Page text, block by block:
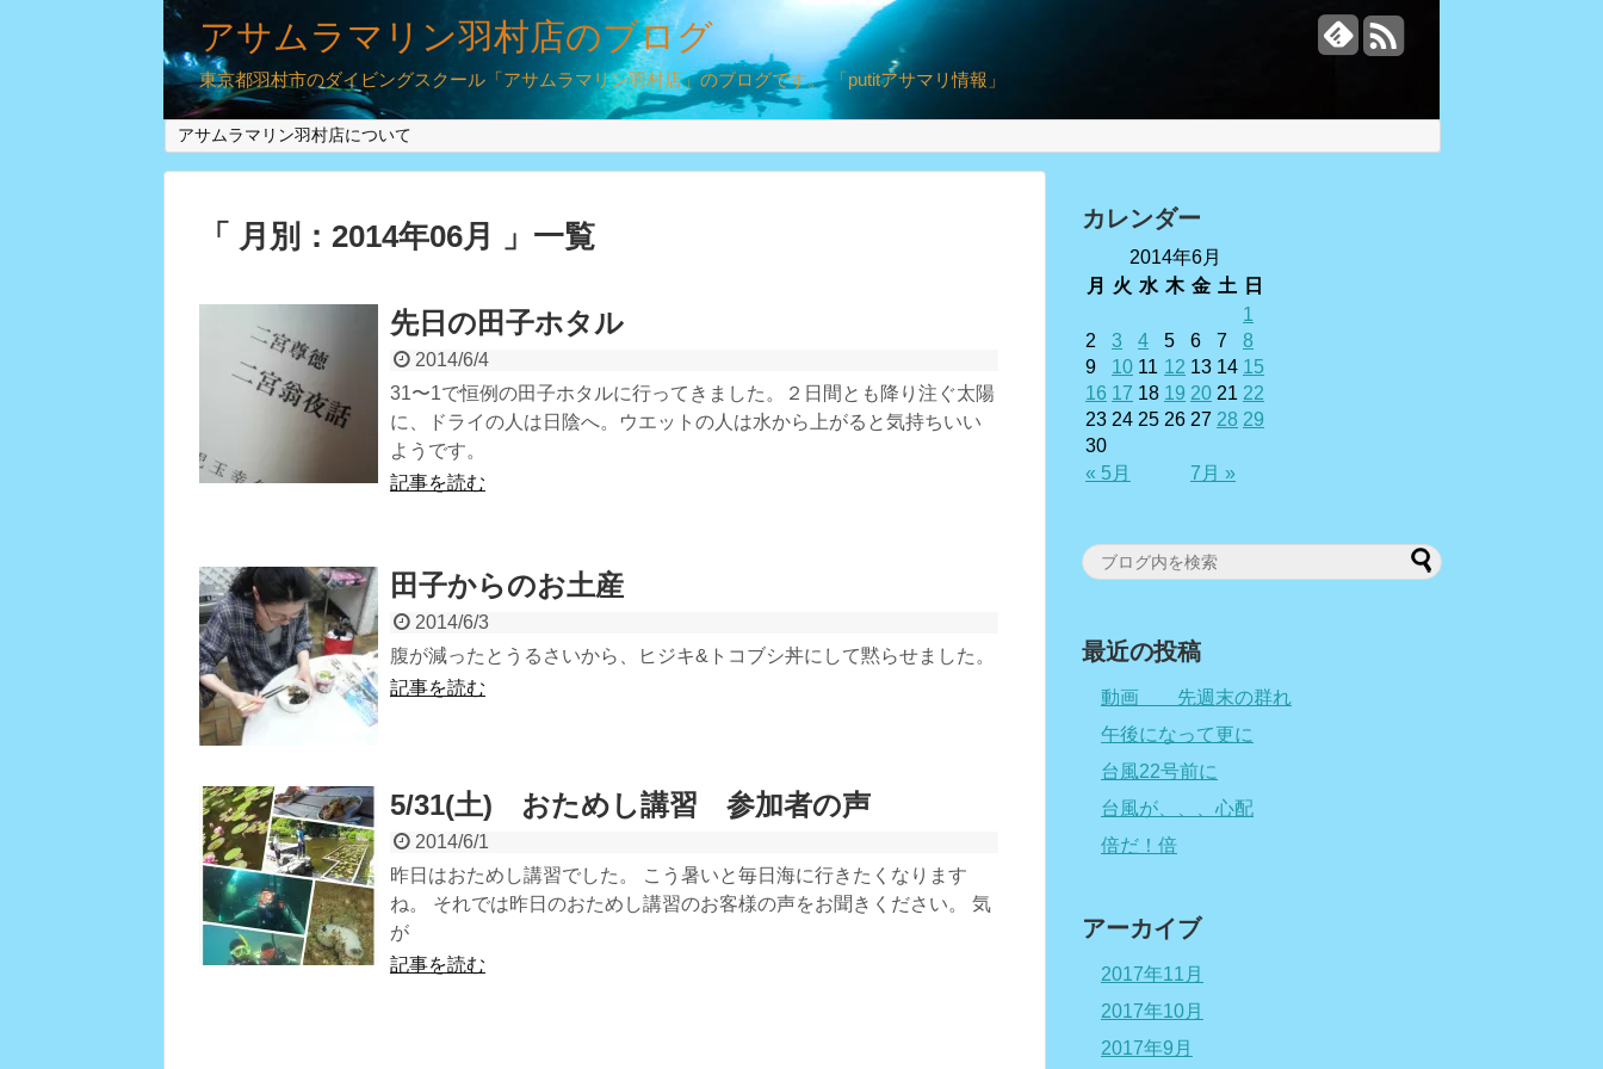
アサムラマリン羽村店のブログ
東京都羽村市のダイビングスクール「アサムラマリン羽村店」のブログです。 「putitアサマリ情報」
アサムラマリン羽村店について
「 月別：2014年06月 」一覧
先日の田子ホタル
2014/6/4
31〜1で恒例の田子ホタルに行ってきました。２日間とも降り注ぐ太陽
に、ドライの人は日陰へ。ウエットの人は水から上がると気持ちいい
ようです。
記事を読む
田子からのお土産
2014/6/3
腹が減ったとうるさいから、ヒジキ&トコブシ丼にして黙らせました。
記事を読む
5/31(土) おためし講習 参加者の声
2014/6/1
昨日はおためし講習でした。 こう暑いと毎日海に行きたくなります
ね。 それでは昨日のおためし講習のお客様の声をお聞きください。 気
が
記事を読む
カレンダー
2014年6月
月
火 水 木 金 土 日
« 5月 7月 »
1
2
3 4 5 6 7
8
9
10 11 12 13 14 15
16 17 18 19 20 21 22
23 24 25 26 27 28 29
30
最近の投稿
動画 先週末の群れ
午後になって更に
台風22号前に
台風が、、、心配
倍だ！倍
アーカイブ
2017年11月
2017年10月
2017年9月